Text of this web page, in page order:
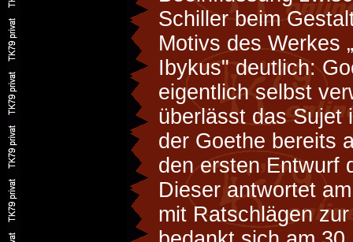
Schiller beim
Motivs des Werkes
Ibykus" deutlich:
eigentlich selbst
überlässt das Sujet
der Goethe bereits
den ersten Entwurf
Dieser antwortet
mit Ratschlägen